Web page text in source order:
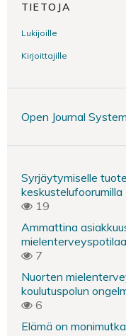
TIETOJA
Lukijoille
Kirjoittajille
Open Journal
Syrjäytymiselle
keskustelufoorumilla
19
Ammattina
7
Nuorten
koulutuspolun
6
Elämä on